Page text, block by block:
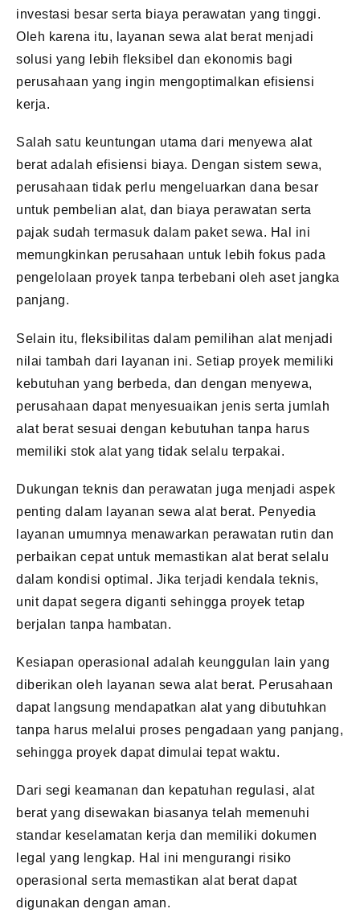
investasi besar serta biaya perawatan yang tinggi.
Oleh karena itu, layanan sewa alat berat menjadi
solusi yang lebih fleksibel dan ekonomis bagi
perusahaan yang ingin mengoptimalkan efisiensi
kerja.
Salah satu keuntungan utama dari menyewa alat
berat adalah efisiensi biaya. Dengan sistem sewa,
perusahaan tidak perlu mengeluarkan dana besar
untuk pembelian alat, dan biaya perawatan serta
pajak sudah termasuk dalam paket sewa. Hal ini
memungkinkan perusahaan untuk lebih fokus pada
pengelolaan proyek tanpa terbebani oleh aset jangka
panjang.
Selain itu, fleksibilitas dalam pemilihan alat menjadi
nilai tambah dari layanan ini. Setiap proyek memiliki
kebutuhan yang berbeda, dan dengan menyewa,
perusahaan dapat menyesuaikan jenis serta jumlah
alat berat sesuai dengan kebutuhan tanpa harus
memiliki stok alat yang tidak selalu terpakai.
Dukungan teknis dan perawatan juga menjadi aspek
penting dalam layanan sewa alat berat. Penyedia
layanan umumnya menawarkan perawatan rutin dan
perbaikan cepat untuk memastikan alat berat selalu
dalam kondisi optimal. Jika terjadi kendala teknis,
unit dapat segera diganti sehingga proyek tetap
berjalan tanpa hambatan.
Kesiapan operasional adalah keunggulan lain yang
diberikan oleh layanan sewa alat berat. Perusahaan
dapat langsung mendapatkan alat yang dibutuhkan
tanpa harus melalui proses pengadaan yang panjang,
sehingga proyek dapat dimulai tepat waktu.
Dari segi keamanan dan kepatuhan regulasi, alat
berat yang disewakan biasanya telah memenuhi
standar keselamatan kerja dan memiliki dokumen
legal yang lengkap. Hal ini mengurangi risiko
operasional serta memastikan alat berat dapat
digunakan dengan aman.